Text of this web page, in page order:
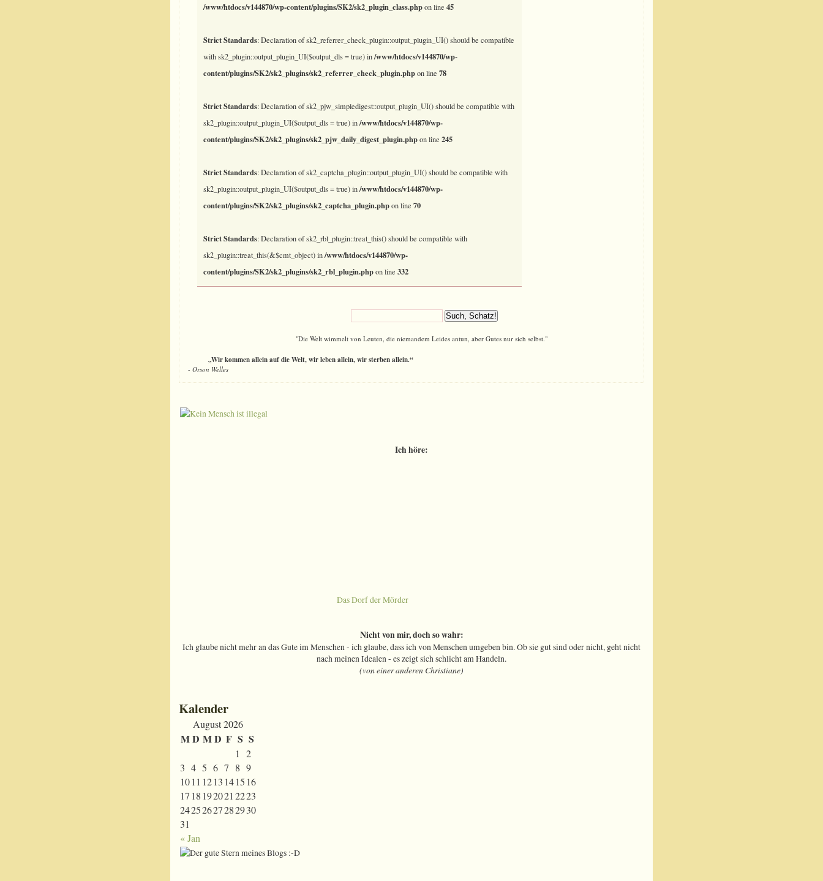
/www/htdocs/v144870/wp-content/plugins/SK2/sk2_plugin_class.phpon line 45
Strict Standards: Declaration of sk2_referrer_check_plugin::output_plugin_UI() should be compatible
with sk2_plugin::output_plugin_UI($output_dls = true) in/www/htdocs/v144870/wp-
content/plugins/SK2/sk2_plugins/sk2_referrer_check_plugin.phpon line 78
Strict Standards: Declaration of sk2_pjw_simpledigest::output_plugin_UI() should be compatible with
sk2_plugin::output_plugin_UI($output_dls = true) in/www/htdocs/v144870/wp-
content/plugins/SK2/sk2_plugins/sk2_pjw_daily_digest_plugin.phpon line 245
Strict Standards: Declaration of sk2_captcha_plugin::output_plugin_UI() should be compatible with
sk2_plugin::output_plugin_UI($output_dls = true) in/www/htdocs/v144870/wp-
content/plugins/SK2/sk2_plugins/sk2_captcha_plugin.phpon line 70
Strict Standards: Declaration of sk2_rbl_plugin::treat_this() should be compatible with
sk2_plugin::treat_this(&$cmt_object) in/www/htdocs/v144870/wp-
content/plugins/SK2/sk2_plugins/sk2_rbl_plugin.phpon line 332
"Die Welt wimmelt von Leuten, die niemandem Leides antun, aber Gutes nur sich selbst."
„Wir kommen allein auf die Welt, wir leben allein, wir sterben allein.“
- Orson Welles
Ich höre:
Das Dorf der Mörder
Nicht von mir, doch so wahr:
Ich glaube nicht mehr an das Gute im Menschen - ich glaube, dass ich von Menschen umgeben bin. Ob sie gut sind oder nicht, geht nicht
nach meinen Idealen - es zeigt sich schlicht am Handeln.
(von einer anderen Christiane)
Kalender
August 2026
MD MD F S S
« Jan
1
2
3 4 5 6 7 8 9
1011 1213 1415 16
17 18 192021 2223
24252627282930
31